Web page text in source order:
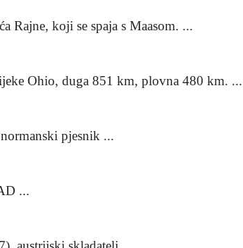
Rajne, koji se spaja s Maasom. ...
Ohio, duga 851 km, plovna 480 km. ...
pjesnik ...
...